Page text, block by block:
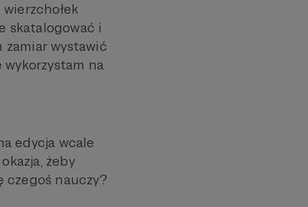
skatalogować i
zamiar wystawić
na
edycja wcale
żeby
czegoś nauczy?